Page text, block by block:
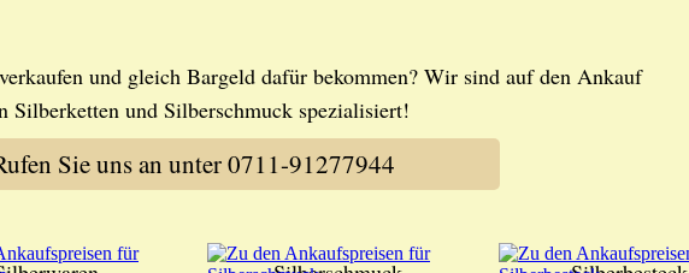
und gleich Bargeld dafür bekommen? Wir sind auf den Ankauf
Silberketten und Silberschmuck spezialisiert!
Sie uns an unter 0711-91277944